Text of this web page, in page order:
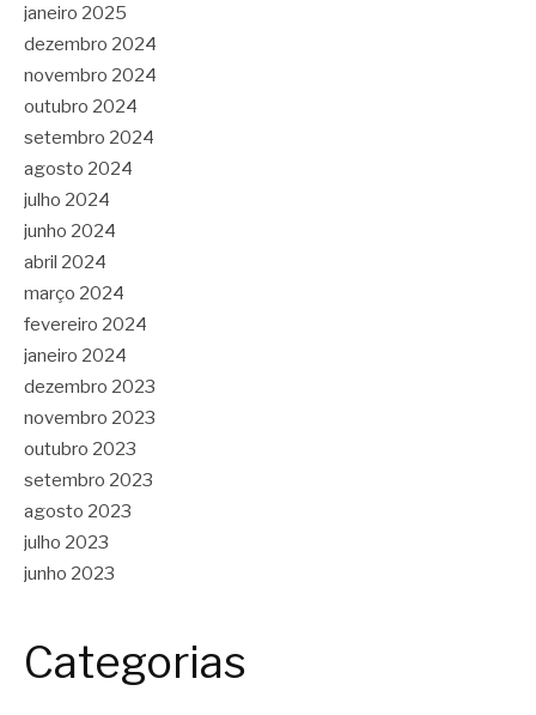
janeiro 2025
dezembro 2024
novembro 2024
outubro 2024
setembro 2024
agosto 2024
julho 2024
junho 2024
abril 2024
março 2024
fevereiro 2024
janeiro 2024
dezembro 2023
novembro 2023
outubro 2023
setembro 2023
agosto 2023
julho 2023
junho 2023
Categorias